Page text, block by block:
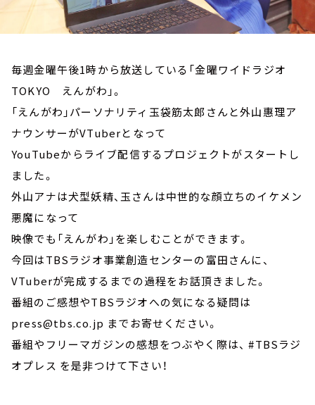
毎週金曜午後1時から放送している「金曜ワイドラジオ
TOKYO えんがわ」。
「えんがわ」パーソナリティ玉袋筋太郎さんと外山惠理ア
ナウンサーがVTuberとなって
YouTubeからライブ配信するプロジェクトがスタートし
ました。
外山アナは犬型妖精、玉さんは中世的な顔立ちのイケメン
悪魔になって
映像でも「えんがわ」を楽しむことができます。
今回はTBSラジオ事業創造センターの富田さんに、
VTuberが完成するまでの過程をお話頂きました。
番組のご感想やTBSラジオへの気になる疑問は
press@tbs.co.jp までお寄せください。
番組やフリーマガジンの感想をつぶやく際は、 #TBSラジ
オプレス を是非つけて下さい！